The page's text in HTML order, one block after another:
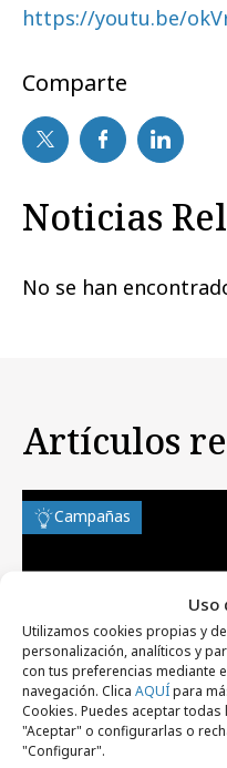
Uso
Utilizamos cookies propias y
personalización, analíticos y
con tus preferencias mediante
navegación. Clica AQUÍpara
Cookies. Puedes aceptar
"Aceptar" o configurarlas o
"Configurar".
https://youtu.be/
Comparte
Noticias
No se han
Artículos
Campañas